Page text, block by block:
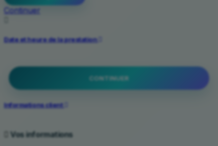
Continuer
Date et heure de la prestation
CONTINUER
Informations client
Vos informations